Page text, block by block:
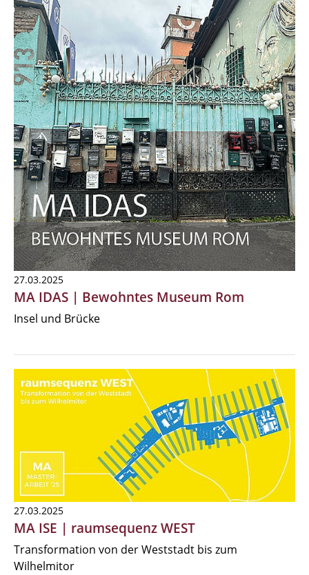
27.03.2025
MA IDAS | Bewohntes Museum Rom
Insel und Brücke
27.03.2025
MA ISE | raumsequenz WEST
Transformation von der Weststadt bis zum
Wilhelmitor